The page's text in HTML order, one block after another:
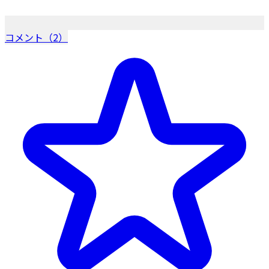
コメント（2）